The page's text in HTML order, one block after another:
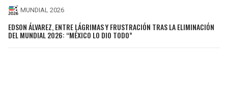
MUNDIAL 2026
EDSON ÁLVAREZ, ENTRE LÁGRIMAS Y FRUSTRACIÓN TRAS LA ELIMINACIÓN
DEL MUNDIAL 2026: “MÉXICO LO DIO TODO”